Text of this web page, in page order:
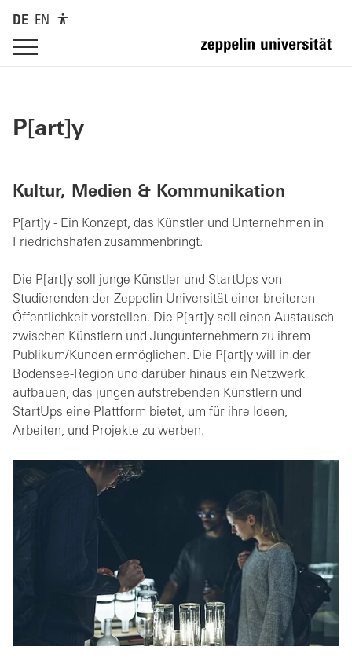
DE EN
P[art]y
Kultur, Medien & Kommunikation
P[art]y - Ein Konzept, das Künstler und Unternehmen in
Friedrichshafen zusammenbringt.
Die P[art]y soll junge Künstler und StartUps von
Studierenden der Zeppelin Universität einer breiteren
Öffentlichkeit vorstellen. Die P[art]y soll einen Austausch
zwischen Künstlern und Jungunternehmern zu ihrem
Publikum/Kunden ermöglichen. Die P[art]y will in der
Bodensee-Region und darüber hinaus ein Netzwerk
aufbauen, das jungen aufstrebenden Künstlern und
StartUps eine Plattform bietet, um für ihre Ideen,
Arbeiten, und Projekte zu werben.